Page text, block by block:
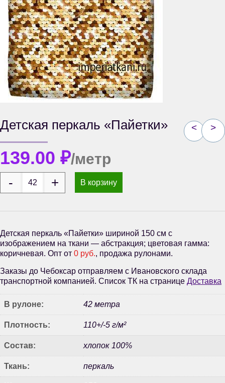
< >
Детская перкаль «Пайетки»
139.00 ₽/метр
В корзину
Детская перкаль «Пайетки» шириной 150 см с
изображением на ткани — абстракция; цветовая гамма:
коричневая. Опт от 0 руб., продажа рулонами.
Заказы до Чебоксар отправляем с Ивановского склада
транспортной компанией. Список ТК на странице Доставка
В рулоне: 42 метра
Плотность: 110+/-5 г/м²
Состав: хлопок 100%
Ткань: перкаль